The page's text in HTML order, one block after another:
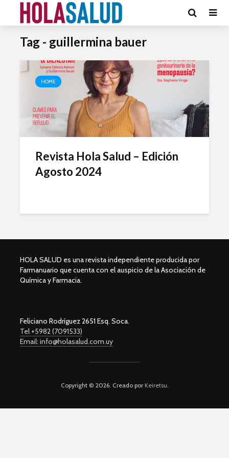
Tag - guillermina bauer
HOME
Revista Hola Salud – Edición
Agosto 2024
HOLA SALUD es una revista independiente producida por
Farmanuario que cuenta con el auspicio de la Asociación de
Química y Farmacia.
Feliciano Rodríguez 2651 Esq. Soca.
Tel +5982 (7091533)
Email: info@holasalud.com.uy
Copyright © 2026. Creado porKeiretsu.